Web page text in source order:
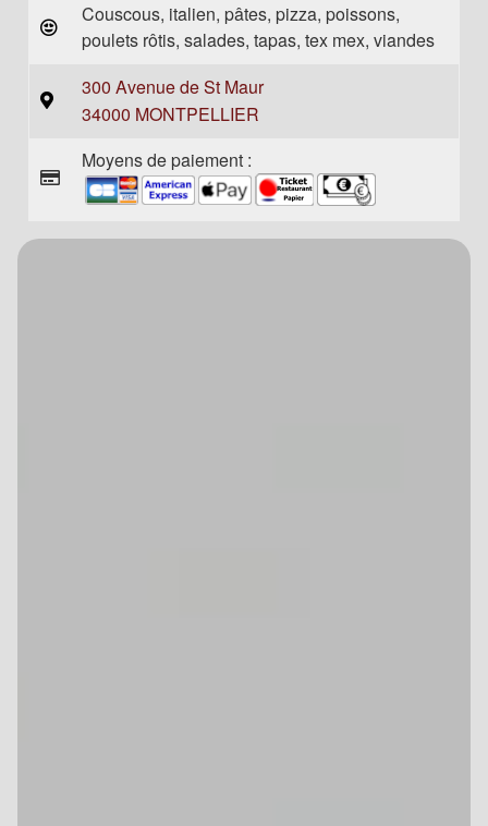
Couscous, italien, pâtes, pizza, poissons,
poulets rôtis, salades, tapas, tex mex, viandes
300 Avenue de St Maur
34000 MONTPELLIER
Moyens de paiement :